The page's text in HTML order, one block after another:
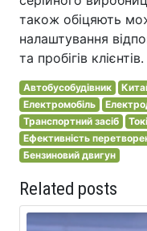
також обіцяють
налаштування
та пробігів клієнтів.
Автобусобудівник
Електромобіль
Транспортний засіб
Ефективність
Бензиновий двигун
Related posts